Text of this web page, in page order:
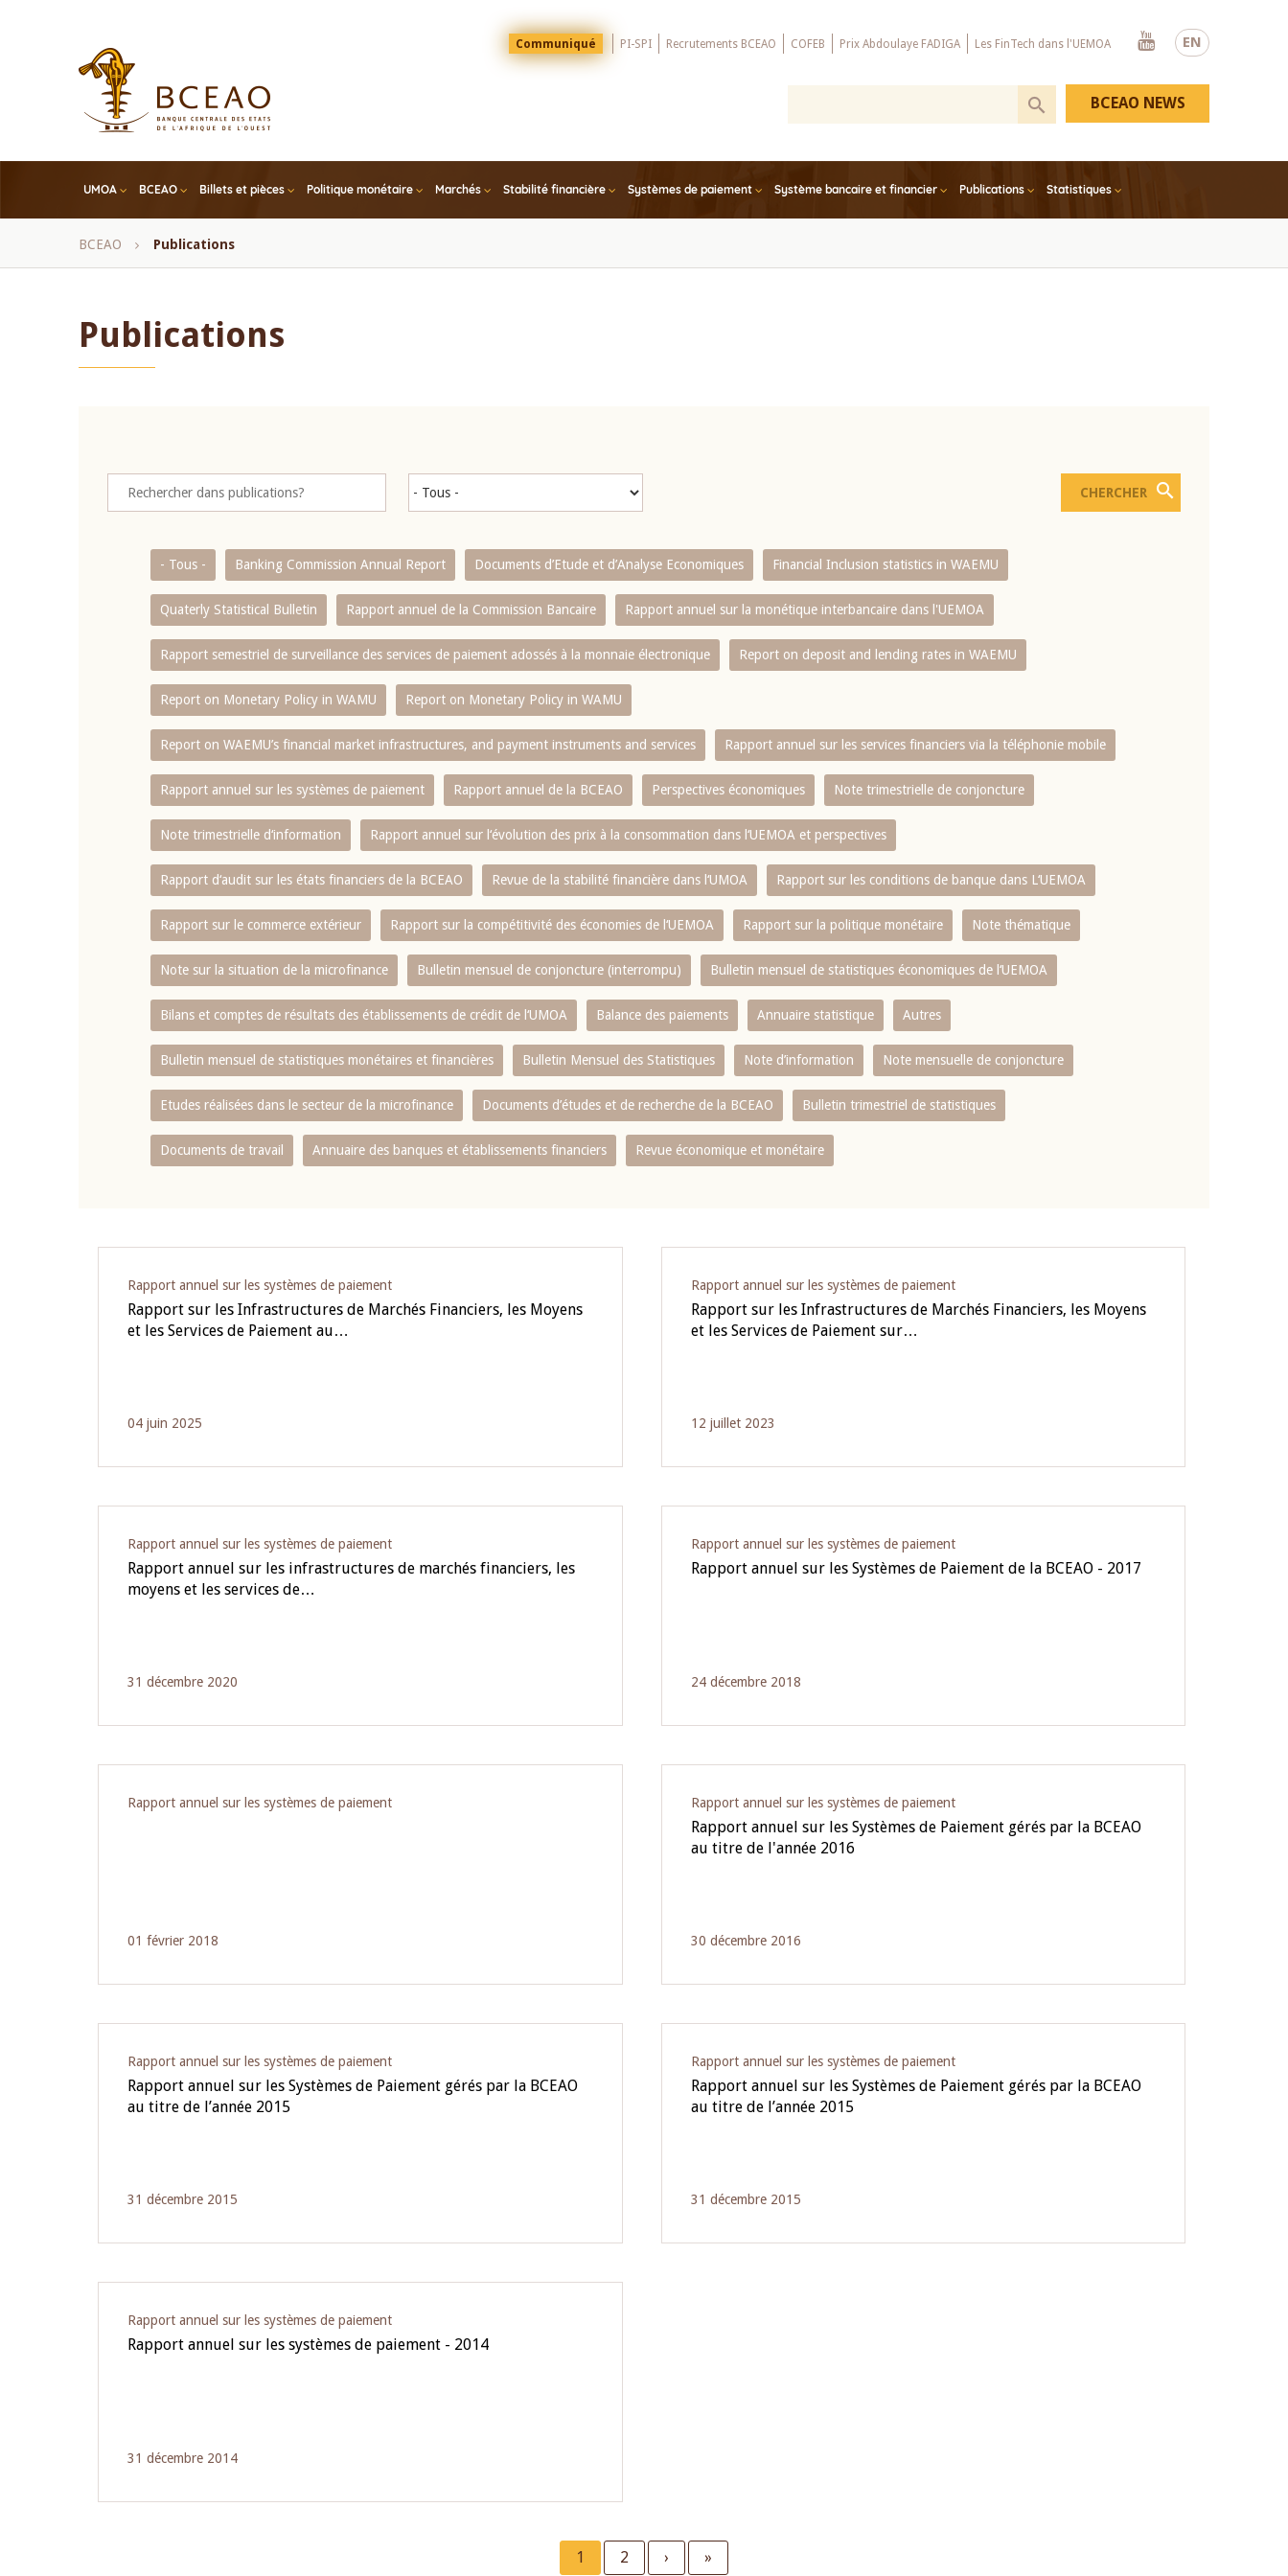
EN
Menu
Top
Communiqué PI-SPI Recrutements BCEAO COFEB Prix Abdoulaye FADIGA Les FinTech dans l'UEMOA
Youtube
UMOA BCEAO Billets et pièces Politique monétaire Marchés Stabilité financière Systèmes de paiement Système bancaire et financier Publications Statistiques
BCEAO NEWS
Fil
BCEAO Publications
Publications
- Tous - Banking Commission Annual Report Documents d’Etude et d’Analyse Economiques Financial Inclusion statistics in WAEMU
Quaterly Statistical Bulletin Rapport annuel de la Commission Bancaire Rapport annuel sur la monétique interbancaire dans l'UEMOA
Rapport semestriel de surveillance des services de paiement adossés à la monnaie électronique Report on deposit and lending rates in WAEMU
Report on Monetary Policy in WAMU Report on Monetary Policy in WAMU
Report on WAEMU’s financial market infrastructures, and payment instruments and services Rapport annuel sur les services financiers via la téléphonie mobile
Rapport annuel sur les systèmes de paiement Rapport annuel de la BCEAO Perspectives économiques Note trimestrielle de conjoncture
Note trimestrielle d‘information Rapport annuel sur l‘évolution des prix à la consommation dans l‘UEMOA et perspectives
Rapport d‘audit sur les états financiers de la BCEAO Revue de la stabilité financière dans l‘UMOA Rapport sur les conditions de banque dans L‘UEMOA
Rapport sur le commerce extérieur Rapport sur la compétitivité des économies de l‘UEMOA Rapport sur la politique monétaire Note thématique
Note sur la situation de la microfinance Bulletin mensuel de conjoncture (interrompu) Bulletin mensuel de statistiques économiques de l‘UEMOA
Bilans et comptes de résultats des établissements de crédit de l‘UMOA Balance des paiements Annuaire statistique Autres
Bulletin mensuel de statistiques monétaires et financières Bulletin Mensuel des Statistiques Note d’information Note mensuelle de conjoncture
Etudes réalisées dans le secteur de la microfinance Documents d’études et de recherche de la BCEAO Bulletin trimestriel de statistiques
Documents de travail Annuaire des banques et établissements financiers Revue économique et monétaire
Rapport annuel sur les systèmes de paiement
Rapport sur les Infrastructures de Marchés Financiers, les Moyens
et les Services de Paiement au…
04 juin 2025
Rapport annuel sur les systèmes de paiement
Rapport sur les Infrastructures de Marchés Financiers, les Moyens
et les Services de Paiement sur…
12 juillet 2023
Rapport annuel sur les systèmes de paiement
Rapport annuel sur les infrastructures de marchés financiers, les
moyens et les services de…
31 décembre 2020
Rapport annuel sur les systèmes de paiement
Rapport annuel sur les Systèmes de Paiement de la BCEAO - 2017
24 décembre 2018
Rapport annuel sur les systèmes de paiement
01 février 2018
Rapport annuel sur les systèmes de paiement
Rapport annuel sur les Systèmes de Paiement gérés par la BCEAO
au titre de l'année 2016
30 décembre 2016
Rapport annuel sur les systèmes de paiement
Rapport annuel sur les Systèmes de Paiement gérés par la BCEAO
au titre de l’année 2015
31 décembre 2015
Rapport annuel sur les systèmes de paiement
Rapport annuel sur les Systèmes de Paiement gérés par la BCEAO
au titre de l’année 2015
31 décembre 2015
Rapport annuel sur les systèmes de paiement
Rapport annuel sur les systèmes de paiement - 2014
31 décembre 2014
Current
1 Page
2
Next
›
Last
»